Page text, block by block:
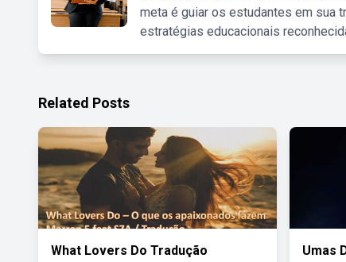
meta é guiar os estudantes em sua
estratégias educacionais
Related Posts
What Lovers Do Tradução Umas